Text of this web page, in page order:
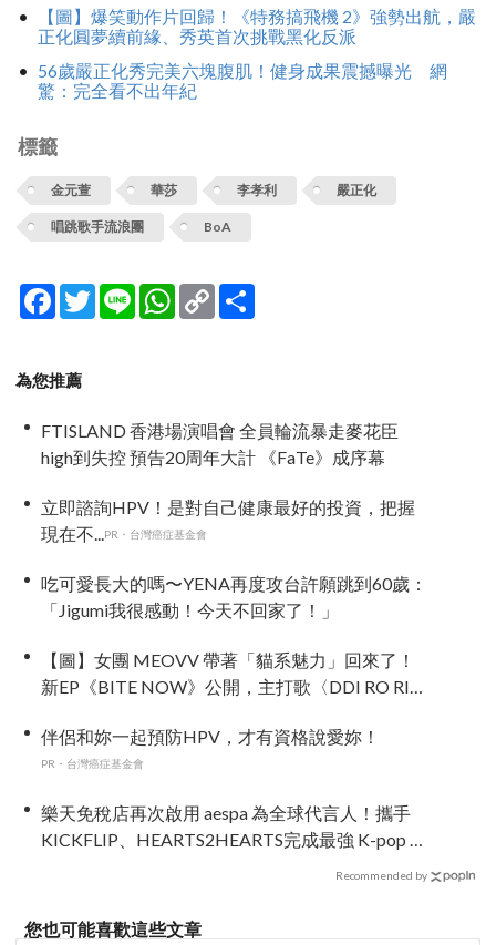
【圖】爆笑動作片回歸！《特務搞飛機 2》強勢出航，嚴
正化圓夢續前緣、秀英首次挑戰黑化反派
56歲嚴正化秀完美六塊腹肌！健身成果震撼曝光 網
驚：完全看不出年紀
標籤
金元萱 華莎 李孝利 嚴正化
唱跳歌手流浪團 BoA
Facebook
TwitterLine WhatsApp
Copy
Link
為您推薦
FTISLAND 香港場演唱會 全員輪流暴走麥花臣
high到失控 預告20周年大計 《FaTe》成序幕
立即諮詢HPV！是對自己健康最好的投資，把握
現在不...PR・台灣癌症基金會
吃可愛長大的嗎〜YENA再度攻台許願跳到60歲：
「Jigumi我很感動！今天不回家了！」
【圖】女團 MEOVV 帶著「貓系魅力」回來了！
新EP《BITE NOW》公開，主打歌〈DDI RO RI〉
伴侶和妳一起預防HPV，才有資格說愛妳！
PR・台灣癌症基金會
樂天免稅店再次啟用 aespa 為全球代言人！攜手
KICKFLIP、HEARTS2HEARTS完成最強 K-pop 代
Recommended by
您也可能喜歡這些文章